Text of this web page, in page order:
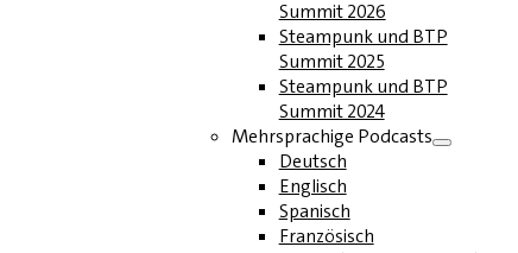
Summit 2026
Steampunk und BTP
Summit 2025
Steampunk und BTP
Summit 2024
Mehrsprachige Podcasts
Deutsch
Englisch
Spanisch
Französisch